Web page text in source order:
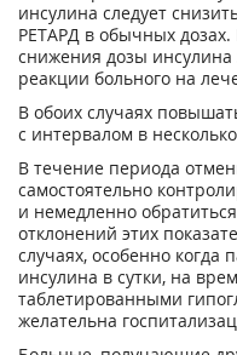
инсулина следует
РЕТАРД в обычных
снижения дозы инсулина
реакции больного на
В обоих случаях
с интервалом в
В течение периода
самостоятельно
и немедленно
отклонений этих
случаях, особенно когда
инсулина в сутки, на
таблетированными
желательна